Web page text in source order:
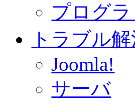
プログ
トラブル
Joomla!
サーバ